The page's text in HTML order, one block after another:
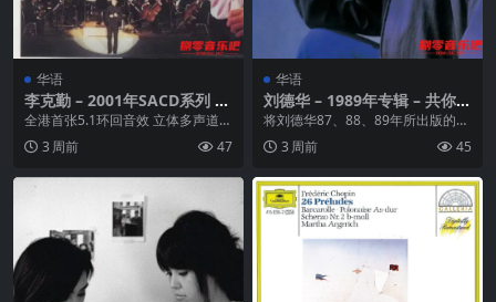
华语
李克勤 – 2001年SACD系列 –
港乐.克勤 Live – dsf
全港首张5.1环回音效 立体多声道S
ACD 收录港乐克勤LIVE 最精彩14
首现...3 周前 47
华语
刘德华 – 1989年专辑 – 共你伤
心过 Flac
将刘德华87、88、89年所出版的4
张CD重新包装组成的真存版4 In
1，这是...
3 周前 45